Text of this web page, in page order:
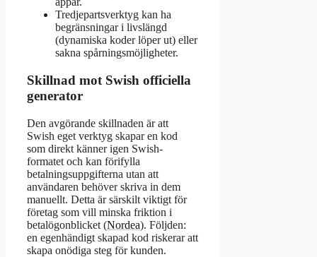
Tredjepartsverktyg kan ha
begränsningar i livslängd
(dynamiska koder löper ut) eller
sakna spårningsmöjligheter.
Skillnad mot Swish officiella
generator
Den avgörande skillnaden är att
Swish eget verktyg skapar en kod
som direkt känner igen Swish-
formatet och kan förifylla
betalningsuppgifterna utan att
användaren behöver skriva in dem
manuellt. Detta är särskilt viktigt för
företag som vill minska friktion i
betalögonblicket (Nordea). Följden:
en egenhändigt skapad kod riskerar att
skapa onödiga steg för kunden.